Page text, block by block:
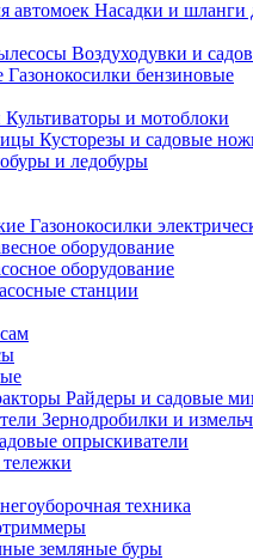
Насадки и шланги
Воздуходувки и
Газонокосилки бензиновые
Культиваторы и мотоблоки
Кусторезы и садовые
и ледобуры
Газонокосилки
оборудование
оборудование
станции
Райдеры и садовые
Зернодробилки и
опрыскиватели
техника
земляные буры